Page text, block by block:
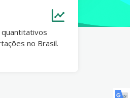
quantitativos
no Brasil.